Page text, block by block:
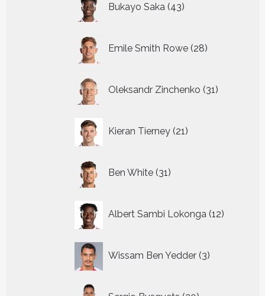
Bukayo Saka 43
producten
Emile Smith Rowe 28
producten
Oleksandr Zinchenko 31
producten
Kieran Tierney 21
producten
Ben White 31
producten
Albert Sambi Lokonga 12
Wissam Ben Yedder 3
producten